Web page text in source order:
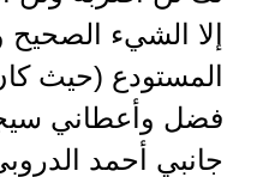
إلا الشيء
المستودع (حيث
فضل وأعطاني
جانبي أحمد